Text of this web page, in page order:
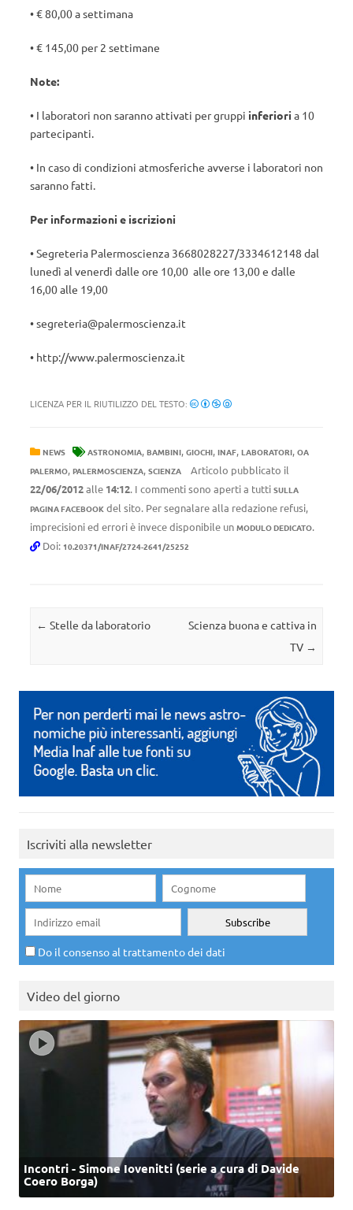
• € 80,00 a settimana
• € 145,00 per 2 settimane
Note:
• I laboratori non saranno attivati per gruppi inferiori a 10
partecipanti.
• In caso di condizioni atmosferiche avverse i laboratori non
saranno fatti.
Per informazioni e iscrizioni
• Segreteria Palermoscienza 3668028227/3334612148 dal
lunedì al venerdì dalle ore 10,00 alle ore 13,00 e dalle
16,00 alle 19,00
• segreteria@palermoscienza.it
• http://www.palermoscienza.it
LICENZA PER IL RIUTILIZZO DEL TESTO:
NEWS ASTRONOMIA, BAMBINI, GIOCHI, INAF, LABORATORI, OA
PALERMO, PALERMOSCIENZA, SCIENZA
Articolo pubblicato il
22/06/2012alle 14:12. I commenti sono aperti a tutti SULLA
PAGINA FACEBOOK del sito. Per segnalare alla redazione refusi,
imprecisioni ed errori è invece disponibile un MODULO DEDICATO.
Doi: 10.20371/INAF/2724-2641/25252
Navigazione articolo
← Stelle da laboratorio
Scienza buona e cattiva in
TV →
Iscriviti alla newsletter
Do il consenso al trattamento dei dati
Video del giorno
Incontri - Simone Iovenitti (serie a cura di Davide
Coero Borga)